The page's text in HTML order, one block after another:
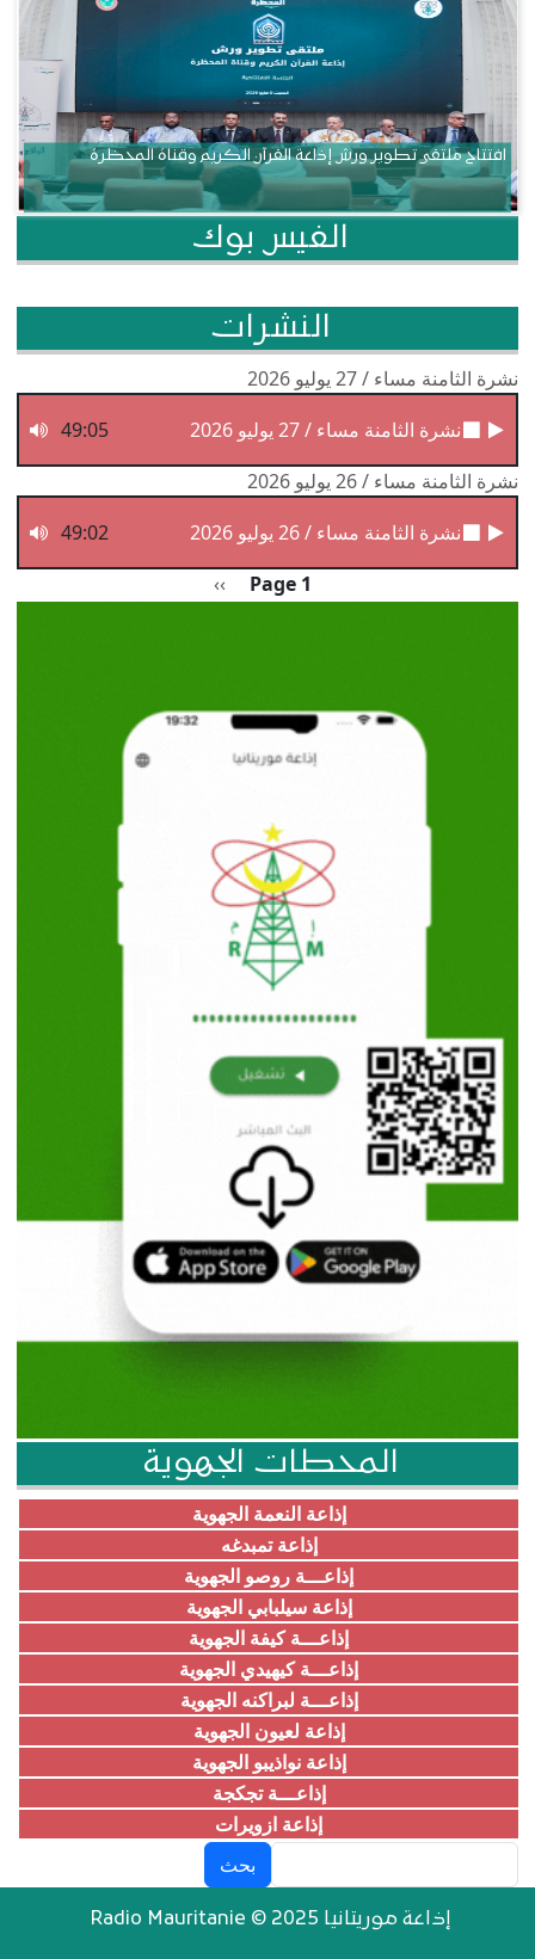
افتتاح ملتقى تطوير ورش إذاعة القرآن الكريم وقناة المحظرة
الفيس بوك
النشرات
نشرة الثامنة مساء / 27 يوليو 2026
نشرة الثامنة مساء / 27 يوليو 2026
49:05
نشرة الثامنة مساء / 26 يوليو 2026
نشرة الثامنة مساء / 26 يوليو 2026
49:02
Page 1 الصفحة التالية
››
المحطات الجهوية
إذاعة النعمة الجهوية
إذاعة تمبدغه
إذاعـــة روصو الجهوية
إذاعة سيلبابي الجهوية
إذاعـــة كيفة الجهوية
إذاعـــة كيهيدي الجهوية
إذاعـــة لبراكنه الجهوية
إذاعة لعيون الجهوية
إذاعة نواذيبو الجهوية
إذاعـــة تجكجة
إذاعة ازويرات
إذاعة موريتانيا Radio Mauritanie © 2025